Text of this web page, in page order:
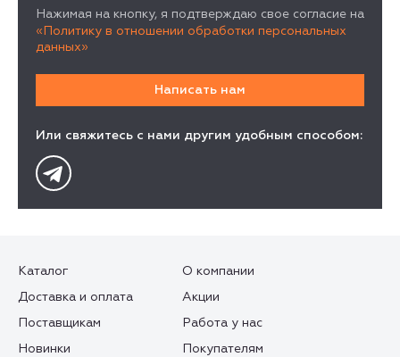
Нажимая на кнопку, я подтверждаю свое согласие на
«Политику в отношении обработки персональных
данных»
Или свяжитесь с нами другим удобным способом:
Каталог
О компании
Доставка и оплата
Акции
Поставщикам
Работа у нас
Новинки
Покупателям